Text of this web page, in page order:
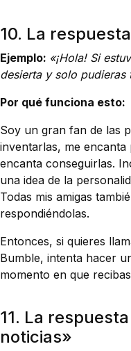
10. La
Ejemplo: «¡Hola! Si
desierta y solo pudieras
Por qué funciona esto:
Soy un gran fan de las
inventarlas, me encanta
encanta conseguirlas.
una idea de la
Todas mis amigas
respondiéndolas.
Entonces, si quieres
Bumble, intenta hacer
momento en que
11. La
noticias»